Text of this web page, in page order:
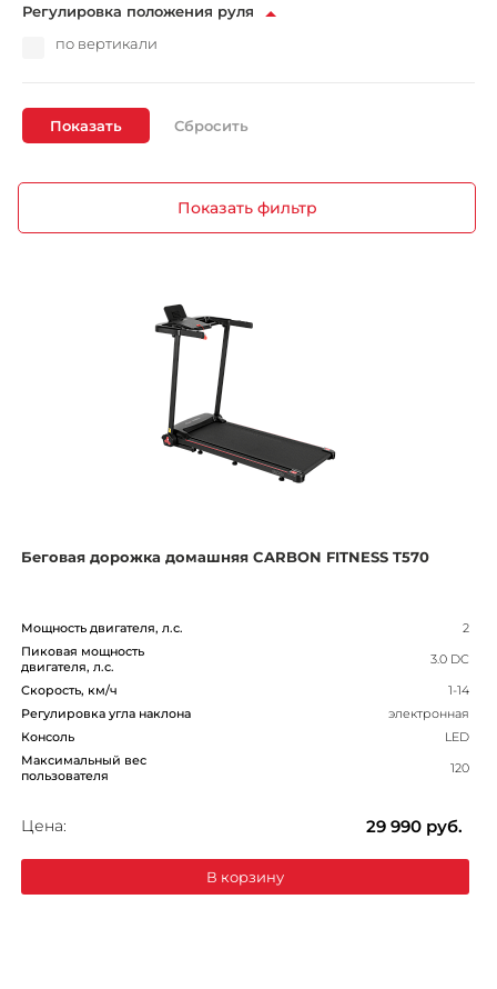
Регулировка положения руля
по вертикали
Показать
Показать фильтр
Беговая дорожка домашняя CARBON FITNESS T570
Мощность двигателя, л.с.
2
Пиковая мощность
двигателя, л.с.
3.0 DC
Скорость, км/ч
1-14
Регулировка угла наклона
электронная
Консоль
LED
Максимальный вес
пользователя
120
Цена: 29 990 руб.
В корзину